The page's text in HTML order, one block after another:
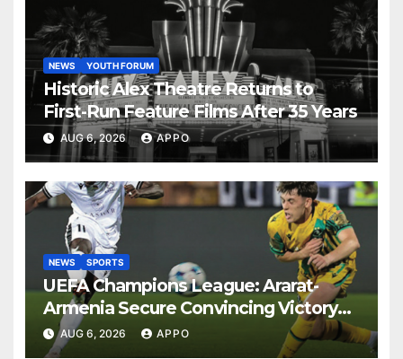
NEWS YOUTH FORUM
Historic Alex Theatre Returns to
First-Run Feature Films After 35 Years
AUG 6, 2026 APPO
NEWS SPORTS
UEFA Champions League: Ararat-
Armenia Secure Convincing Victory
Over Shamrock Rovers 2-0
AUG 6, 2026 APPO